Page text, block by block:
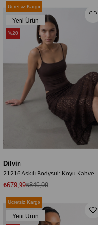
Dilvin
21216 Askılı Bodysuit-Koyu Kahve
₺679,99₺849,99
Ücretsiz Kargo
Yeni Ürün
%20
Ücretsiz Kargo
Yeni Ürün